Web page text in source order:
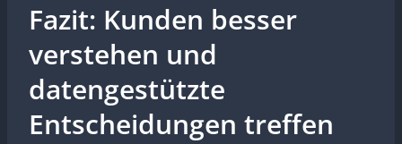
Fazit: Kunden besser
verstehen und
datengestützte
Entscheidungen treffen